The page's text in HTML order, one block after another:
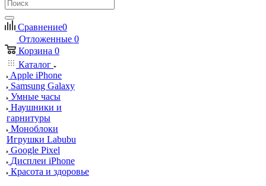
Сравнение0
Отложенные 0
Корзина 0
Каталог
Apple iPhone
Samsung Galaxy
Умные часы
Наушники и
гарнитуры
Моноблоки
Игрушки Labubu
Google Pixel
Дисплеи iPhone
Красота и здоровье